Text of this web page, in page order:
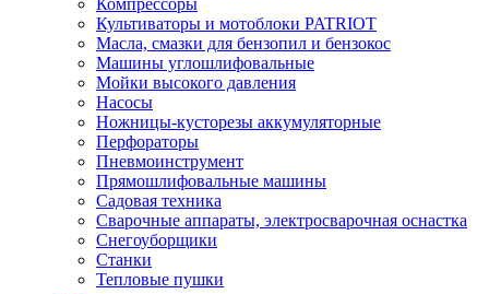
Компрессоры
Культиваторы и мотоблоки PATRIOT
Масла, смазки для бензопил и бензокос
Машины углошлифовальные
Мойки высокого давления
Насосы
Ножницы-кусторезы аккумуляторные
Перфораторы
Пневмоинструмент
Прямошлифовальные машины
Садовая техника
Сварочные аппараты, электросварочная оснастка
Снегоуборщики
Станки
Тепловые пушки